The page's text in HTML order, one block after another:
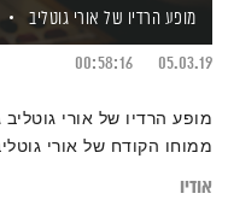
מופע הרדיו של אורי גוטליב
05.03.19
00:58:16
מופע הרדיו של אורי
ממוחו הקודח של אורי
אודיו